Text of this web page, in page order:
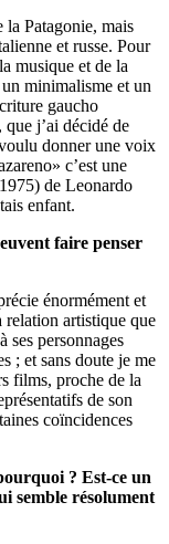
Patagonie, mais
et russe. Pour
musique et de la
minimalisme et un
gaucho
j’ai décidé de
donner une voix
c’est une
de Leonardo
enfant.
faire penser
énormément et
relation artistique que
ses personnages
; et sans doute je me
films, proche de la
de son
coïncidences
? Est-ce un
semble résolument